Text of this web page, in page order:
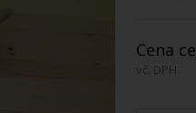
Cena
vč. DPH